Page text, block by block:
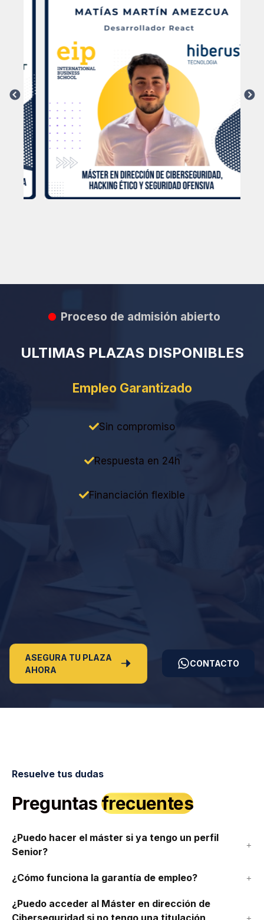
PREVIOUS NEXT
Proceso de admisión abierto
ULTIMAS PLAZAS DISPONIBLES
Empleo Garantizado
Sin compromiso
Respuesta en 24h
Financiación flexible
ASEGURA TU PLAZA
AHORA
CONTACTO
Resuelve tus dudas
Preguntasfrecuentes
¿Puedo hacer el máster si ya tengo un perfil
Senior?
¿Cómo funciona la garantía de empleo?
¿Puedo acceder al Máster en dirección de
Ciberseguridad si no tengo una titulación